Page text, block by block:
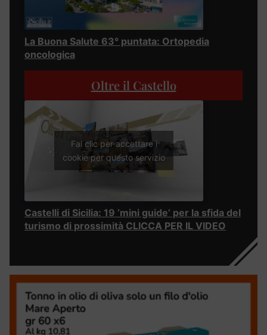
La Buona Salute 63° puntata: Ortopedia
oncologica
Oltre il Castello
Fai clic per accettare i
cookie per questo servizio
Castelli di Sicilia: 19 ‘mini guide’ per la sfida del
turismo di prossimità CLICCA PER IL VIDEO